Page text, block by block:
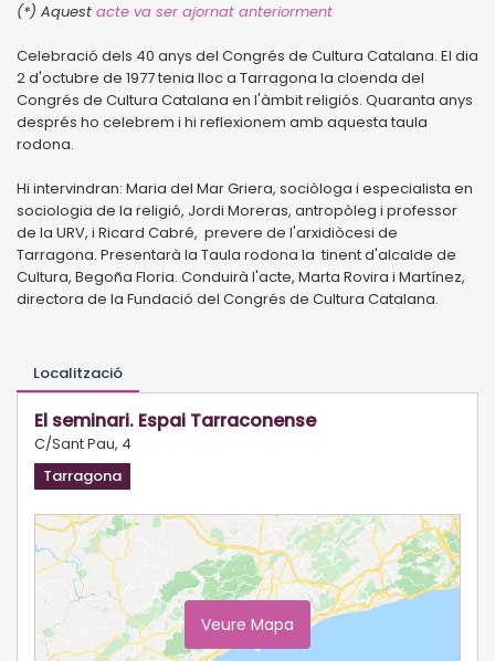
(*) Aquest acte va ser ajornat anteriorment
Celebració dels 40 anys del Congrés de Cultura Catalana. El dia
2 d'octubre de 1977 tenia lloc a Tarragona la cloenda del
Congrés de Cultura Catalana en l'àmbit religiós. Quaranta anys
després ho celebrem i hi reflexionem amb aquesta taula
rodona.
Hi intervindran: Maria del Mar Griera, sociòloga i especialista en
sociologia de la religió, Jordi Moreras, antropòleg i professor
de la URV, i Ricard Cabré, prevere de l'arxidiòcesi de
Tarragona. Presentarà la Taula rodona la tinent d'alcalde de
Cultura, Begoña Floria. Conduirà l'acte, Marta Rovira i Martínez,
directora de la Fundació del Congrés de Cultura Catalana.
Localització
El seminari. Espai Tarraconense
C/Sant Pau, 4
Tarragona
Veure Mapa